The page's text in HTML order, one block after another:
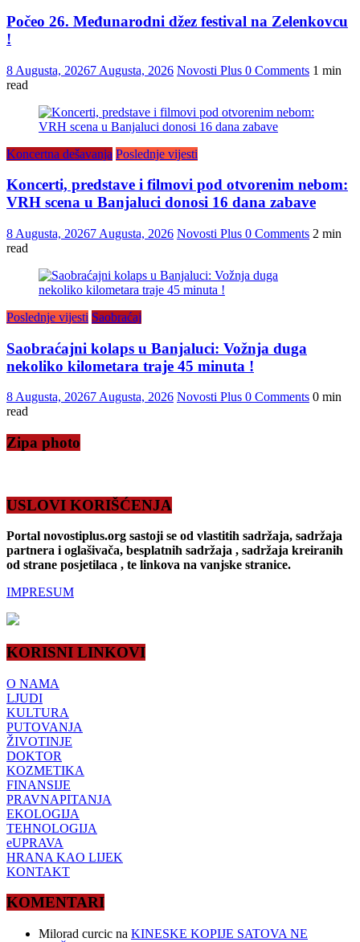
Počeo 26. Međunarodni džez festival na Zelenkovcu
!
8 Augusta, 20267 Augusta, 2026 Novosti Plus 0 Comments 1 min
read
Koncertna dešavanja Poslednje vijesti
Koncerti, predstave i filmovi pod otvorenim nebom:
VRH scena u Banjaluci donosi 16 dana zabave
8 Augusta, 20267 Augusta, 2026 Novosti Plus 0 Comments 2 min
read
Poslednje vijesti Saobraćaj
Saobraćajni kolaps u Banjaluci: Vožnja duga
nekoliko kilometara traje 45 minuta !
8 Augusta, 20267 Augusta, 2026 Novosti Plus 0 Comments 0 min
read
Zipa photo
USLOVI KORIŠĆENJA
Portal novostiplus.org sastoji se od vlastitih sadržaja, sadržaja
partnera i oglašivača, besplatnih sadržaja , sadržaja kreiranih
od strane posjetilaca , te linkova na vanjske stranice.
IMPRESUM
KORISNI LINKOVI
O NAMA
LJUDI
KULTURA
PUTOVANJA
ŽIVOTINJE
DOKTOR
KOZMETIKA
FINANSIJE
PRAVNAPITANJA
EKOLOGIJA
TEHNOLOGIJA
eUPRAVA
HRANA KAO LIJEK
KONTAKT
KOMENTARI
Milorad curcic na KINESKE KOPIJE SATOVA NE